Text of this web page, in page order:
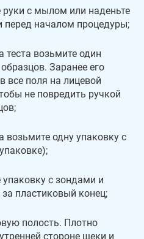
с мылом или наденьте
перед началом процедуры;
теста возьмите один
Заранее его
все поля на лицевой
не повредить ручкой
возьмите одну упаковку с
упаковку с зондами и
пластиковый конец;
полость. Плотно
стороне щеки и